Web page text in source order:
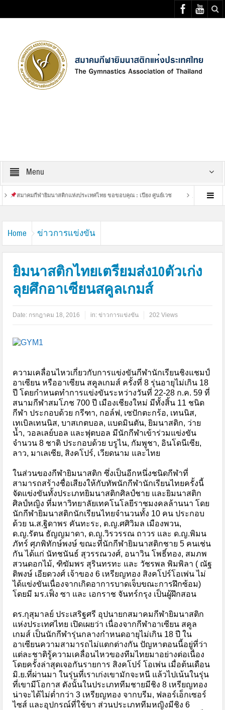
Menu
าคมกีฬายิมนาสติกแห่งประเทศไทย ขอขอบคุณ : เปียง ศูนย์เวช เสร็จสิ้นการฝึกซ้
Home ข่าวการแข่งขัน
ยิมนาสติกไทยเตรียมส่ง10ตัวเก่ง
ลุยศึกอาเซียนสคูลเกมส์
Date: กรกฎาคม 18, 2016 in:ข่าวการแข่งขัน 202 Views
ความเคลื่อนไหวเกี่ยวกับการแข่งขันกีฬานักเรียนชิงแชมป์
อาเซียน หรืออาเซียน สคูลเกมส์ ครั้งที่ 8 รุ่นอายุไม่เกิน 18
ปี โดยกำหนดทำการแข่งขันระหว่างวันที่ 22-28 ก.ค. 59 ที่
สนามกีฬาสมโภช 700 ปี เมืองเชียงใหม่ มีทั้งสิ้น 11 ชนิด
กีฬา ประกอบด้วย กรีฑา, กอล์ฟ, เซปักตะกร้อ, เทนนิส,
เทเบิลเทนนิส, บาสเกตบอล, แบดมินตัน, ยิมนาสติก, ว่าย
น้ำ, วอลเลย์บอล และฟุตบอล มีนักกีฬาเข้าร่วมแข่งขัน
จำนวน 8 ชาติ ประกอบด้วย บรูไน, กัมพูชา, อินโดนีเซีย,
ลาว, มาเลเซีย, สิงคโปร์, เวียดนาม และไทย
ในส่วนของกีฬายิมนาสติก ซึ่งเป็นอีกหนึ่งชนิดกีฬาที่
สามารถสร้างชื่อเสียงให้กับทัพนักกีฬานักเรียนไทยครั้งนี้
จัดแข่งขันทั้งประเภทยิมนาสติกศิลป์ชาย และยิมนาสติก
ศิลป์หญิง ที่มหาวิทยาลัยเทคโนโลยีราชมงคลล้านนา โดย
นักกีฬายิมนาสติกนักเรียนไทยจำนวนทั้ง 10 คน ประกอบ
ด้วย น.ส.ฐิดาพร คันทะระ, ด.ญ.ศศิวิมล เมืองพวน,
ด.ญ.รัตน ธัญญมาดา, ด.ญ.วิรวรรณ ถาวร และ ด.ญ.พิมน
ภัทร์ ศุภพิทักษ์พงษ์ ขณะที่นักกีฬายิมนาสติกชาย 5 คนเช่น
กัน ได้แก่ นัทชนันธ์ สุวรรณวงศ์, อนาวิน โพธิ์ทอง, สมภพ
สวนดอกไม้, ฑิฆัมพร สุรินทรทะ และ วัชรพล พิมพิลา ( ณัฐ
ติพงษ์ เอียดวงศ์ เจ้าของ 6 เหรียญทอง สิงคโปร์โอเพ่น ไม่
ได้แข่งขันเนื่องจากเกิดอาการบาดเจ็บขณะการฝึกซ้อม)
โดยมี มร.เฟ็ง ซา และ เอกราช จันทร์กรุง เป็นผู้ฝึกสอน
ดร.กุสุมาลย์ ประเสริฐศรี อุปนายกสมาคมกีฬายิมนาสติก
แห่งประเทศไทย เปิดเผยว่า เนื่องจากกีฬาอาเซียน สคูล
เกมส์ เป็นนักกีฬารุ่นกลางกำหนดอายุไม่เกิน 18 ปี ใน
อาเซียนความสามารถไม่แตกต่างกัน ปัญหาตอนนี้อยู่ที่ว่า
แต่ละชาติรู้ความเคลื่อนไหวของทีมไทยมาอย่างต่อเนื่อง
โดยครั้งล่าสุดเจอกันรายการ สิงคโปร์ โอเพ่น เมื่อต้นเดือน
มิ.ย.ที่ผ่านมา ในรุ่นที่เราเก่งเขามักจะหนี แล้วไปเน้นในรุ่น
ที่เขามีโอกาส ดังนั้นในประเภททีมชายมีชิง 8 เหรียญทอง
น่าจะได้ไม่ต่ำกว่า 3 เหรียญทอง จากบรีม, ฟลอร์เอ็กเซอร์
ไซส์ และอุปกรณ์ที่ใช้ขา ส่วนประเภททีมหญิงมีชิง 6